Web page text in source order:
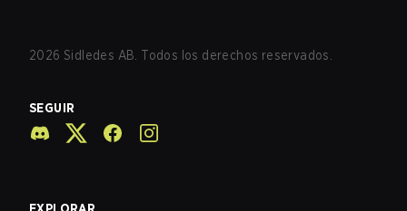
2026 Sidledes AB. Todos los derechos reservados.
SEGUIR